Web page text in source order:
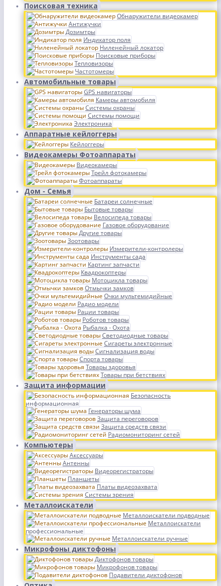
Поисковая техника
Обнаружители видеокамер
Антижучки
Дозимтры
Индикатор поля
Ниленейный локатор
Поисковые приборы
Тепловизоры
Частотомеры
Автомобильные товары
GPS навигаторы
Камеры автомобиля
Системы охраны
Системы помощи
Электроника
Аппаратные кейлоггеры
Кейлоггеры
Видеокамеры Фотоаппараты
Видеокамеры
Трейл фотокамеры
Фотоаппараты
Дом - Семья
Батареи солнечные
Бытовые товары
Велосипеда товары
Газовое оборудование
Другие товары
Зоотовары
Измерители-контролеры
Инструменты сада
Картинг запчасти
Квадрокоптеры
Мотоцикла товары
Отмычки замков
Очки мультемидийные
Радио модели
Рации товары
Роботов товары
Рыбалка - Охота
Светодиодные товары
Сигареты электронные
Сигнализация воды
Спорта товары
Товары здоровья
Товары при бетствиях
Защита информации
Безопасность
информационная
Генераторы шума
Защита переговоров
Защита средств связи
Радиомониторинг сетей
Компьютеры
Аксессуары
Антенны
Видеорегистраторы
Планшеты
Платы видеозахвата
Системы зрения
Металлоискатели
Металлоискатели подводные
Металлоискатели
профессиональные
Металлоискатели ручные
Микрофоны диктофоны
Диктофонов товары
Микрофонов товары
Подавители диктофонов